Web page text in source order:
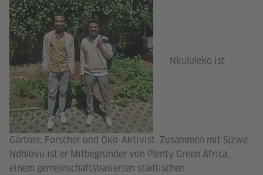
Nkululeko ist
Gärtner, Forscher und Öko-Aktivist. Zusammen mit Sizwe
Ndhlovu ist er Mitbegründer von Plenty Green Africa,
einem gemeinschaftsbasierten städtischen